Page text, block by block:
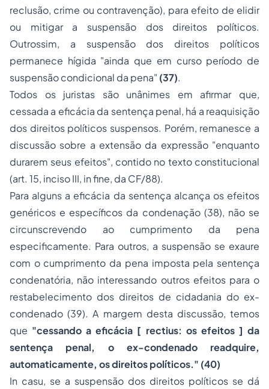
reclusão, crime ou contravenção), para efeito de elidir
ou mitigar a suspensão dos direitos políticos.
Outrossim, a suspensão dos direitos políticos
permanece hígida "ainda que em curso período de
suspensão condicional da pena" (37).
Todos os juristas são unânimes em afirmar que,
cessada a eficácia da sentença penal, há a reaquisição
dos direitos políticos suspensos. Porém, remanesce a
discussão sobre a extensão da expressão "enquanto
durarem seus efeitos", contido no texto constitucional
(art. 15, inciso III, in fine, da CF/88).
Para alguns a eficácia da sentença alcança os efeitos
genéricos e específicos da condenação (38), não se
circunscrevendo ao cumprimento da pena
especificamente. Para outros, a suspensão se exaure
com o cumprimento da pena imposta pela sentença
condenatória, não interessando outros efeitos para o
restabelecimento dos direitos de cidadania do ex-
condenado (39). A margem desta discussão, temos
que "cessando a eficácia [ rectius: os efeitos ] da
sentença penal, o ex-condenado readquire,
automaticamente, os direitos políticos." (40)
In casu, se a suspensão dos direitos políticos se dá